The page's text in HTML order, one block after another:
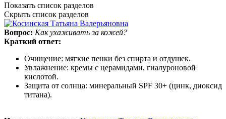
Показать список разделов
Скрыть список разделов
Вопрос: Как ухаживать за кожей?
Краткий ответ:
Очищение: мягкие пенки без спирта и отдушек.
Увлажнение: кремы с церамидами, гиалуроновой
кислотой.
Защита от солнца: минеральный SPF 30+ (цинк, диоксид
титана).